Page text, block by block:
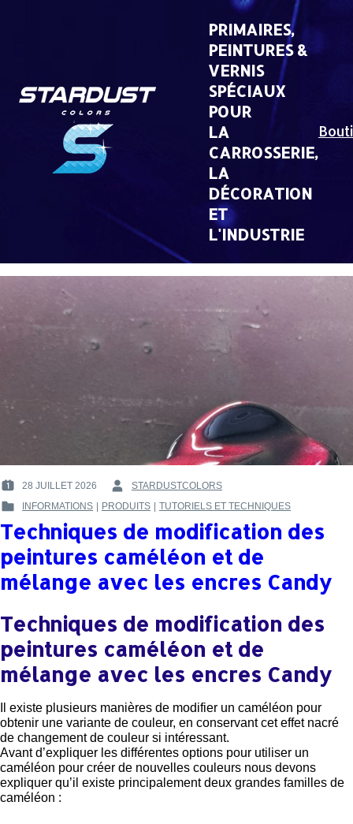
PRIMAIRES,
PEINTURES &
VERNIS
SPÉCIAUX
POUR
LA
CARROSSERIE,
LA
DÉCORATION
ET
L'INDUSTRIE
POSTED
ON
28 JUILLET 2026
BY
:
STARDUSTCOLORS
POSTED
IN
INFORMATIONS | PRODUITS | TUTORIELS ET TECHNIQUES
Techniques de modification des
peintures caméléon et de
mélange avec les encres Candy
Techniques de modification des
peintures caméléon et de
mélange avec les encres Candy
Il existe plusieurs manières de modifier un caméléon pour
obtenir une variante de couleur, en conservant cet effet nacré
de changement de couleur si intéressant.
Avant d’expliquer les différentes options pour utiliser un
caméléon pour créer de nouvelles couleurs nous devons
expliquer qu’il existe principalement deux grandes familles de
caméléon :